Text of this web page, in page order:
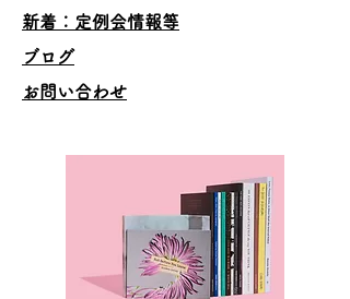
​新着：定例会情報等
ブログ
お問い合わせ